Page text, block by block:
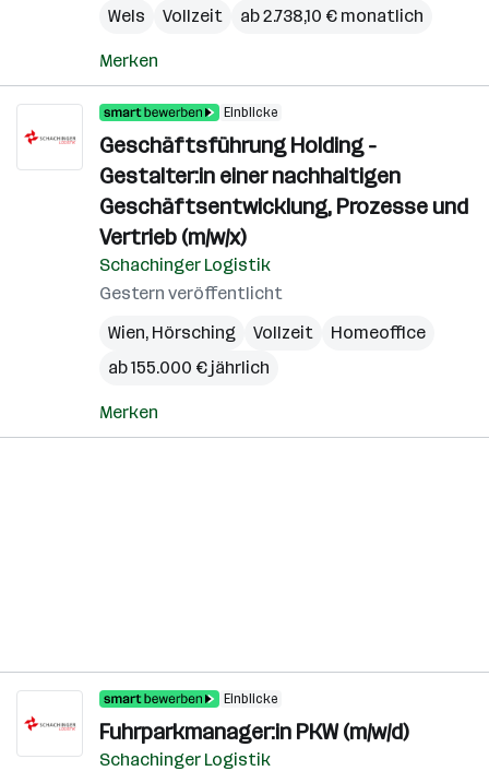
Wels Vollzeit ab 2.738,10 € monatlich
Merken
Einblicke
Geschäftsführung Holding -
Gestalter:in einer nachhaltigen
Geschäftsentwicklung, Prozesse und
Vertrieb (m/w/x)
Schachinger Logistik
Gestern veröffentlicht
Wien, Hörsching Vollzeit
Homeoffice
ab 155.000 € jährlich
Merken
Einblicke
Fuhrparkmanager:in PKW (m/w/d)
Schachinger Logistik